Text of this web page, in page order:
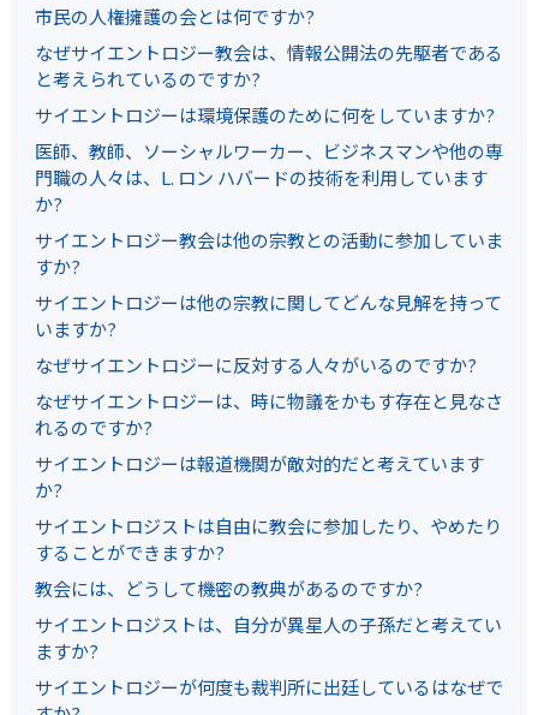
市民の人権擁護の会とは何ですか?
なぜサイエントロジー教会は、情報公開法の先駆者である
と考えられているのですか?
サイエントロジーは環境保護のために何をしていますか?
医師、教師、ソーシャルワーカー、ビジネスマンや他の専
門職の人々は、L. ロン ハバードの技術を利用しています
か?
サイエントロジー教会は他の宗教との活動に参加していま
すか?
サイエントロジーは他の宗教に関してどんな見解を持って
いますか?
なぜサイエントロジーに反対する人々がいるのですか?
なぜサイエントロジーは、時に物議をかもす存在と見なさ
れるのですか?
サイエントロジーは報道機関が敵対的だと考えています
か?
サイエントロジストは自由に教会に参加したり、やめたり
することができますか?
教会には、どうして機密の教典があるのですか?
サイエントロジストは、自分が異星人の子孫だと考えてい
ますか?
サイエントロジーが何度も裁判所に出廷しているはなぜで